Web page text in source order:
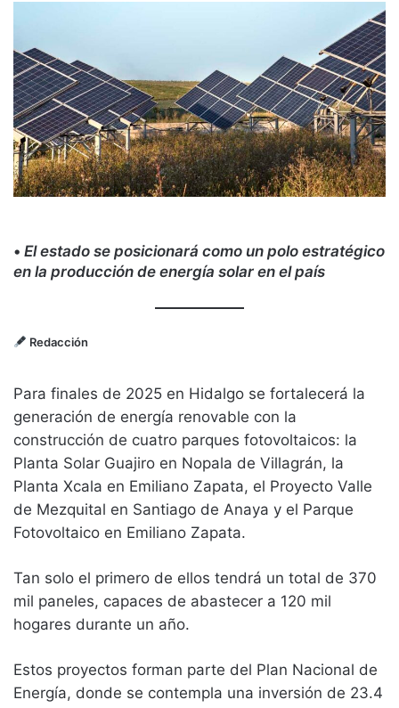
• El estado se posicionará como un polo estratégico
en la producción de energía solar en el país
Redacción
Para finales de 2025 en Hidalgo se fortalecerá la
generación de energía renovable con la
construcción de cuatro parques fotovoltaicos: la
Planta Solar Guajiro en Nopala de Villagrán, la
Planta Xcala en Emiliano Zapata, el Proyecto Valle
de Mezquital en Santiago de Anaya y el Parque
Fotovoltaico en Emiliano Zapata.
Tan solo el primero de ellos tendrá un total de 370
mil paneles, capaces de abastecer a 120 mil
hogares durante un año.
Estos proyectos forman parte del Plan Nacional de
Energía, donde se contempla una inversión de 23.4